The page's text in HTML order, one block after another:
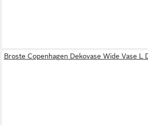
Broste Copenhagen Dekovase Wide Vase L